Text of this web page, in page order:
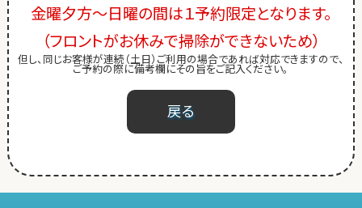
金曜夕方～日曜の間は１予約限定となります。
（フロントがお休みで掃除ができないため）
但し、同じお客様が連続（土日）ご利用の場合であれば対応できますので、
ご予約の際に備考欄にその旨をご記入ください。
戻る